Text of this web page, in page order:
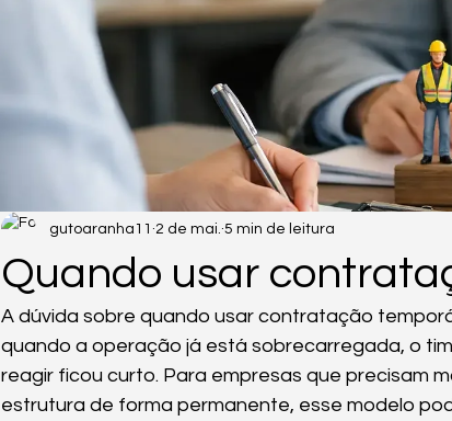
Quando usar
gutoaranha11 2 de mai. 5 min de leitura
A dúvida sobre quando usar contratação
quando a operação já está sobrecarregada, o
reagir ficou curto. Para empresas que precisam
estrutura de forma permanente, esse modelo